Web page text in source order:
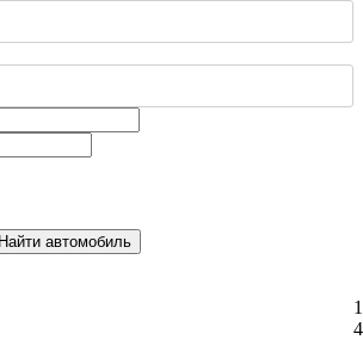
Найти автомобиль